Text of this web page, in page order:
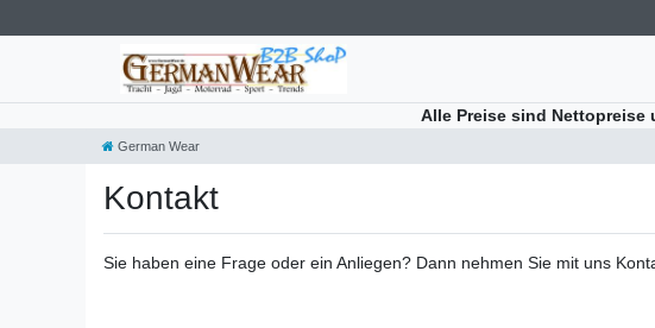
Alle Preise sind Nettopreise
German Wear
Kontakt
Sie haben eine Frage oder ein Anliegen? Dann nehmen Sie mit uns